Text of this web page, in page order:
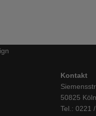
Kontakt
50825 Köln
Tel.: 0221